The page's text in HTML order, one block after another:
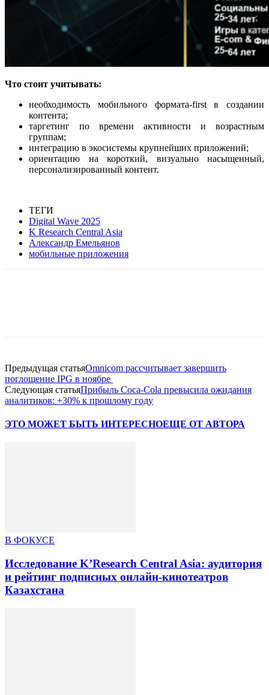
Что стоит учитывать:
необходимость мобильного формата-first в создании
контента;
таргетинг по времени активности и возрастным
группам;
интеграцию в экосистемы крупнейших приложений;
ориентацию на короткий, визуально насыщенный,
персонализированный контент.
ТЕГИ
Digital Wave 2025
K Research Central Asia
Александр Емельянов
мобильные приложения
Предыдущая статьяOmnicom рассчитывает завершить
поглощение IPG в ноябре
Следующая статьяПрибыль Coca-Cola превысила ожидания
аналитиков: +30% к прошлому году
ЭТО МОЖЕТ БЫТЬ ИНТЕРЕСНОЕЩЕ ОТ АВТОРА
В ФОКУСЕ
Исследование K’Research Central Asia: аудитория
и рейтинг подписных онлайн-кинотеатров
Казахстана